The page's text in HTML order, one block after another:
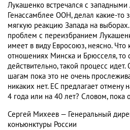
Лукашенко встречался с
Генассамблее ООН, делал какие-то
мягкую реакцию Запада на выборах.
проблем с переизбранием
имеет в виду Евросоюз, неясно. Что
отношениях Минска и Брюсселя, то
действительно, такой процесс
шагам пока это не очень
никаких нет. ЕС предлагает отмену
4 года или на 40 лет? Словом, пока
Сергей Михеев — Генеральный
конъюнктуры России